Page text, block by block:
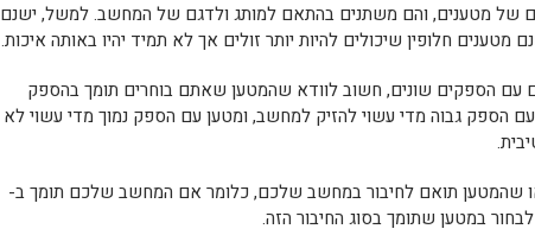
של מטענים, והם משתנים בהתאם למותג ולדגם של המחשב. למשל, ישנם
מטענים חלופין שיכולים להיות יותר זולים אך לא תמיד יהיו באותה איכות.
עם הספקים שונים, חשוב לוודא שהמטען שאתם בוחרים תומך בהספק
גבוה מדי עשוי להזיק למחשב, ומטען עם הספק נמוך מדי עשוי לא
שהמטען תואם לחיבור במחשב שלכם, כלומר אם המחשב שלכם תומך ב-